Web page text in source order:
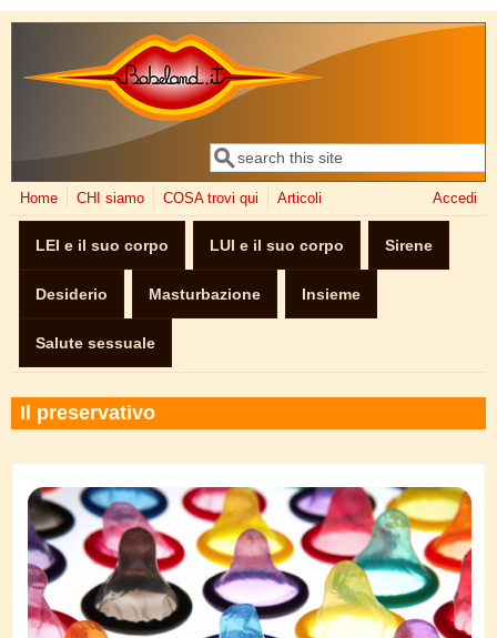
Salta al contenuto principale
Form di ricerca
Cerca
Home CHI siamo COSA trovi qui Articoli Accedi
LEI e il suo corpo LUI e il suo corpo Sirene
Desiderio Masturbazione Insieme
Salute sessuale
Il preservativo
preservativi.png